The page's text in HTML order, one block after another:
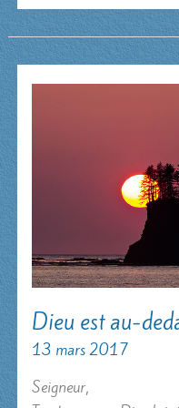
Dieu est au-
13 mars 2017
Seigneur,